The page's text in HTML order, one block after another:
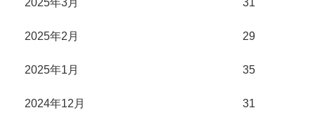
2025年3月 31
2025年2月 29
2025年1月 35
2024年12月 31